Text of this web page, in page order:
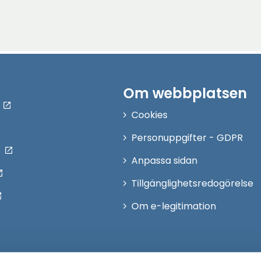
Om webbplatsen
Cookies
Personuppgifter - GDPR
Anpassa sidan
Tillgänglighetsredogörelse
Om e-legitimation